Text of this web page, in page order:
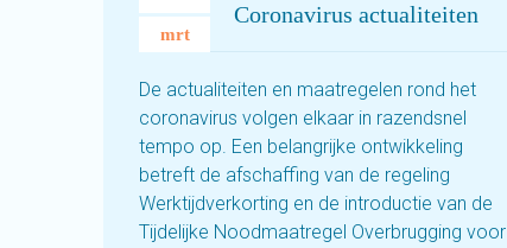
mrt
Coronavirus actualiteiten
De actualiteiten en maatregelen rond het
coronavirus volgen elkaar in razendsnel
tempo op. Een belangrijke ontwikkeling
betreft de afschaffing van de regeling
Werktijdverkorting en de introductie van de
Tijdelijke Noodmaatregel Overbrugging voor